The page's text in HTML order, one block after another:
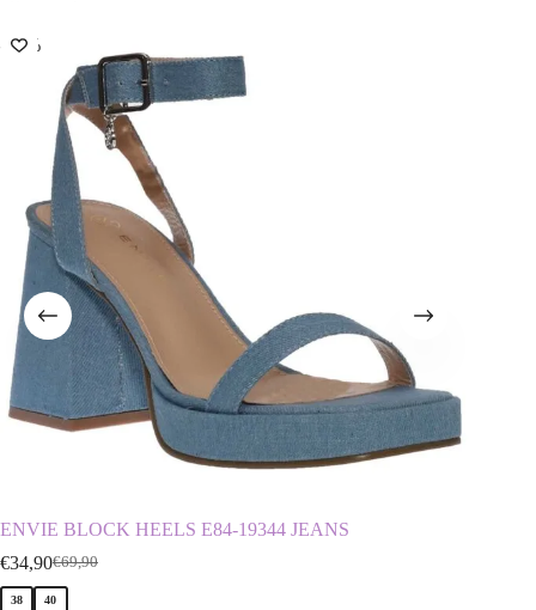
-50%
ENVIE BLOCK HEELS E84-19344 JEANS
€69,90
€34,90
38 40